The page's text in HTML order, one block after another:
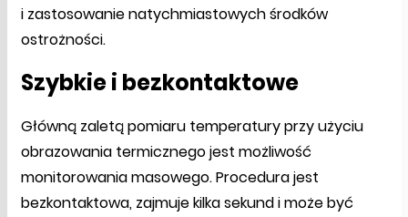
i zastosowanie natychmiastowych środków
ostrożności.
Szybkie i bezkontaktowe
Główną zaletą pomiaru temperatury przy użyciu
obrazowania termicznego jest możliwość
monitorowania masowego. Procedura jest
bezkontaktowa, zajmuje kilka sekund i może być